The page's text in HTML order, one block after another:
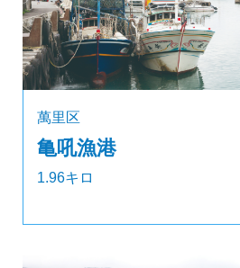
萬里区
亀吼漁港
1.96キロ